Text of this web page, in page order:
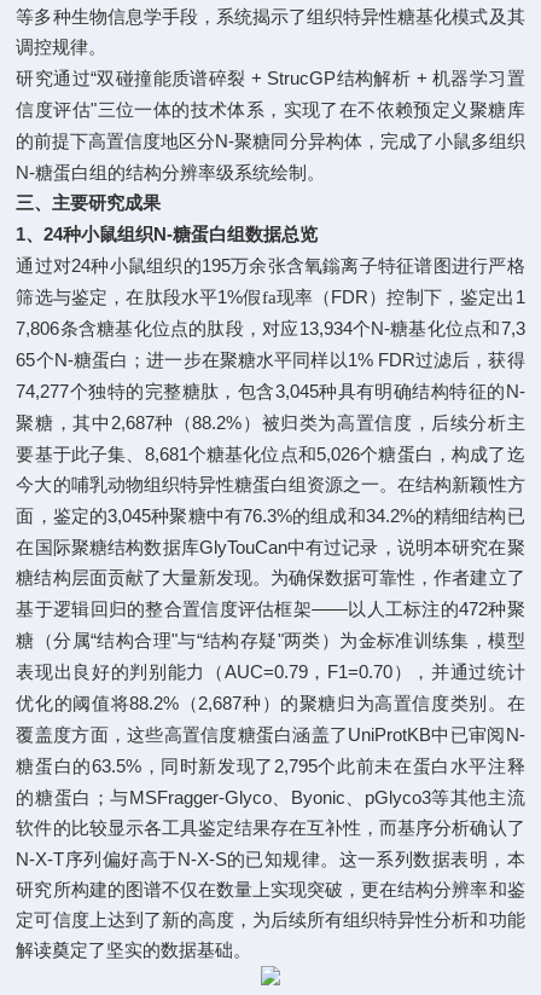
等多种生物信息学手段，系统揭示了组织特异性糖基化模式及其
调控规律。
研究通过“双碰撞能质谱碎裂 + StrucGP结构解析 +机器学习置
信度评估"三位一体的技术体系，实现了在不依赖预定义聚糖库
的前提下高置信度地区分N-聚糖同分异构体，完成了小鼠多组织
N-糖蛋白组的结构分辨率级系统绘制。
三、主要研究成果
1、24种小鼠组织N-糖蛋白组数据总览
通过对24种小鼠组织的195万余张含氧鎓离子特征谱图进行严格
筛选与鉴定，在肽段水平1%假fa现率（FDR）控制下，鉴定出 1
7,806条含糖基化位点的肽段，对应13,934个N-糖基化位点和7,3
65个N-糖蛋白；进一步在聚糖水平同样以1% FDR过滤后，获得
74,277个独特的完整糖肽，包含3,045种具有明确结构特征的N-
聚糖 ，其中 2,687种（88.2%）被归类为高置信度，后续分析主
要基于此子集、 8,681个糖基化位点和5,026个糖蛋白，构成了迄
今大的哺乳动物组织特异性糖蛋白组资源之一。在结构新颖性方
面，鉴定的3,045种聚糖中有76.3%的组成和34.2%的精细结构已
在国际聚糖结构数据库GlyTouCan中有过记录，说明本研究在聚
糖结构层面贡献了大量新发现。为确保数据可靠性，作者建立了
基于逻辑回归的整合置信度评估框架——以人工标注的472种聚
糖（分属“结构合理"与“结构存疑"两类）为金标准训练集，模型
表现出良好的判别能力（AUC=0.79， F1=0.70），并通过统计
优化的阈值将88.2% （2,687种）的聚糖归为高置信度类别。在
覆盖度方面，这些高置信度糖蛋白涵盖了UniProtKB中已审阅 N-
糖蛋白的63.5%，同时新发现了 2,795个此前未在蛋白水平注释
的糖蛋白；与MSFragger-Glyco、 Byonic pGlyco3等其他主流
软件的比较显示各工具鉴定结果存在互补性，而基序分析确认了
N-X-T序列偏好高于N-X-S的已知规律。这一系列数据表明，本
研究所构建的图谱不仅在数量上实现突破，更在结构分辨率和鉴
定可信度上达到了新的高度，为后续所有组织特异性分析和功能
解读奠定了坚实的数据基础。